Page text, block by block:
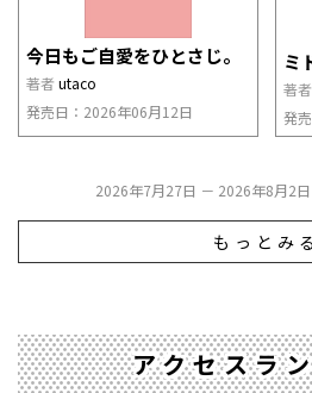
今日もご自愛をひとさじ。
著者 utaco
発売日：2026年06月12日
ミ
著者
発
2026年7月27日 － 2026年8月2
もっとみる
アクセスラ